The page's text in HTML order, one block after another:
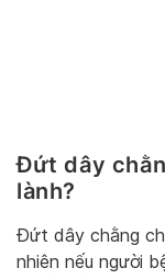
Đứt dây
lành?
Đứt dây chằng
nhiên nếu người